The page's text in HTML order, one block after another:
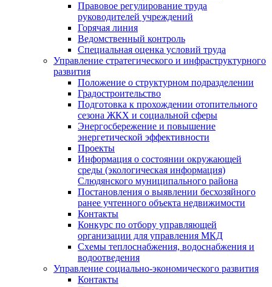
Правовое регулирование труда
руководителей учреждений
Горячая линия
Ведомственный контроль
Специальная оценка условий труда
Управление стратегического и инфраструктурного
развития
Положение о структурном подразделении
Градостроительство
Подготовка к прохождении отопительного
сезона ЖКХ и социальной сферы
Энергосбережение и повышение
энергетической эффективности
Проекты
Информация о состоянии окружающей
среды (экологическая информация)
Слюдянского муниципального района
Постановления о выявлении бесхозяйного
ранее учтенного объекта недвижимости
Контакты
Конкурс по отбору управляющей
организации для управления МКД
Схемы теплоснабжения, водоснабжения и
водоотведения
Управление социально-экономического развития
Контакты